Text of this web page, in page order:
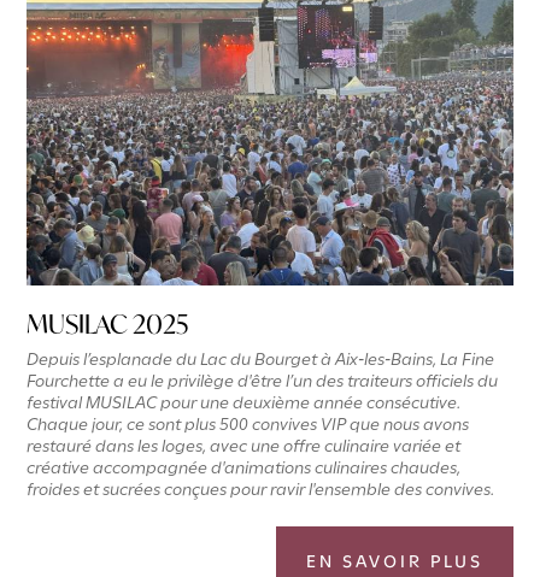
MUSILAC 2025
Depuis l’esplanade du Lac du Bourget à Aix‑les‑Bains, La Fine
Fourchette a eu le privilège d'être l’un des traiteurs officiels du
festival MUSILAC pour une deuxième année consécutive.
Chaque jour, ce sont plus 500 convives VIP que nous avons
restauré dans les loges, avec une offre culinaire variée et
créative accompagnée d'animations culinaires chaudes,
froides et sucrées conçues pour ravir l'ensemble des convives.
EN SAVOIR PLUS